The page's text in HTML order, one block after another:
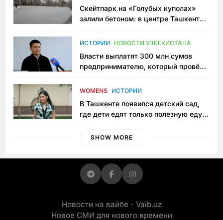
Скейтпарк на «Голубых куполах»
залили бетоном: в центре Ташкента
пространство
ИСТОРИИ НОВОСТИ УЗБЕКИСТАНА
Власти выплатят 300 млн сумов
предпринимателю, который провёл
приговору
WOMENS ИСТОРИИ
В Ташкенте появился детский сад,
где дети едят только полезную еду.
просить «кашу без сахара»
SHOW MORE
Новости на вайбе - Vaib.uz
Новое СМИ для нового времени